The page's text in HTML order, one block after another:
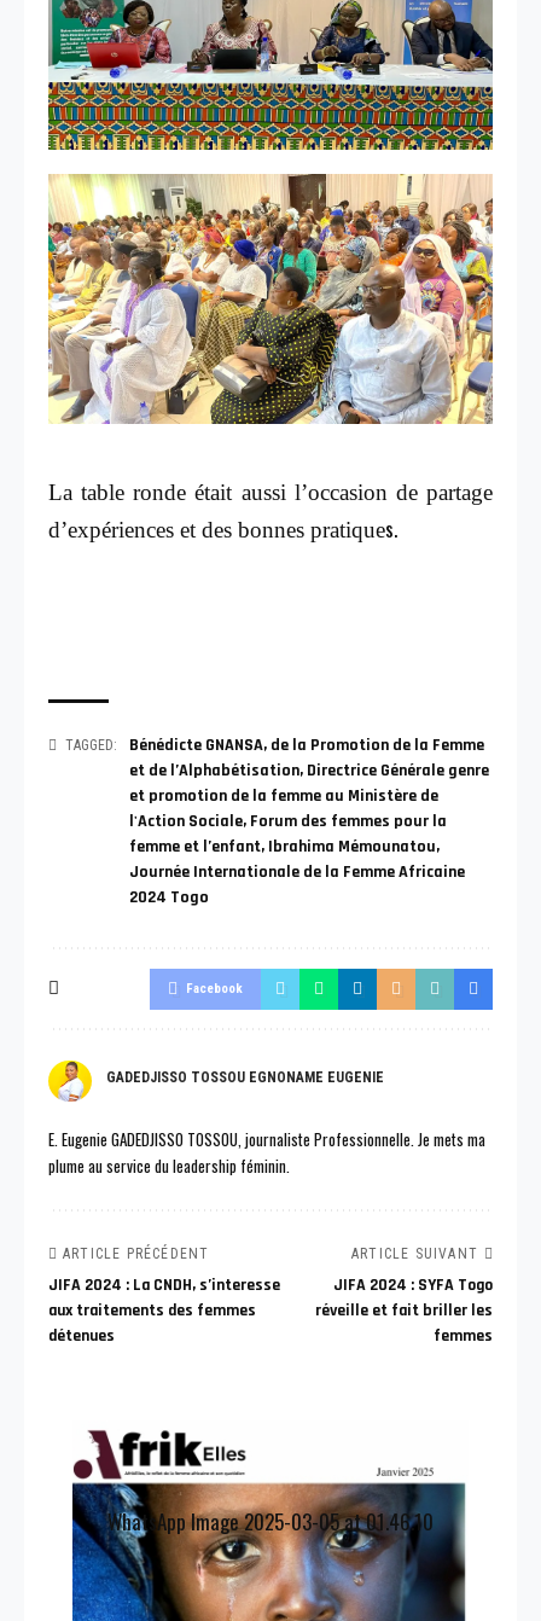
La table ronde était aussi l’occasion de partage
d’expériences et des bonnes pratiques.
TAGGED: Bénédicte GNANSA, de la Promotion de la Femme
et de l’Alphabétisation, Directrice Générale genre
et promotion de la femme au Ministère de
l'Action Sociale, Forum des femmes pour la
femme et l’enfant, Ibrahima Mémounatou,
Journée Internationale de la Femme Africaine
2024 Togo
Facebook
GADEDJISSO TOSSOU EGNONAME EUGENIE
E. Eugenie GADEDJISSO TOSSOU, journaliste Professionnelle. Je mets ma
plume au service du leadership féminin.
ARTICLE PRÉCÉDENT
JIFA 2024 : La CNDH, s’interesse
aux traitements des femmes
détenues
ARTICLE SUIVANT
JIFA 2024 : SYFA Togo
réveille et fait briller les
femmes
WhatsApp Image 2025-03-05 at 01.46.10